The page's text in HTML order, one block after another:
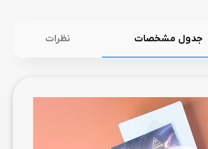
جدول مشخصات نظرات